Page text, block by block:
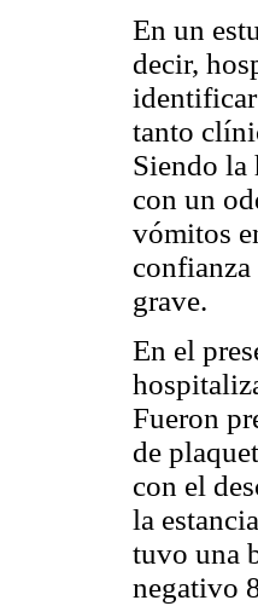
En un
decir,
tanto
Siendo la
con un
vómitos
confianza
grave.
En el
Fueron
de
con el
la
tuvo una
negativo